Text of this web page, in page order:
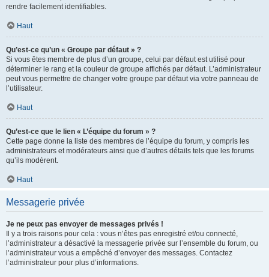
rendre facilement identifiables.
Haut
Qu’est-ce qu’un « Groupe par défaut » ?
Si vous êtes membre de plus d’un groupe, celui par défaut est utilisé pour
déterminer le rang et la couleur de groupe affichés par défaut. L’administrateur
peut vous permettre de changer votre groupe par défaut via votre panneau de
l’utilisateur.
Haut
Qu’est-ce que le lien « L’équipe du forum » ?
Cette page donne la liste des membres de l’équipe du forum, y compris les
administrateurs et modérateurs ainsi que d’autres détails tels que les forums
qu’ils modèrent.
Haut
Messagerie privée
Je ne peux pas envoyer de messages privés !
Il y a trois raisons pour cela : vous n’êtes pas enregistré et/ou connecté,
l’administrateur a désactivé la messagerie privée sur l’ensemble du forum, ou
l’administrateur vous a empêché d’envoyer des messages. Contactez
l’administrateur pour plus d’informations.